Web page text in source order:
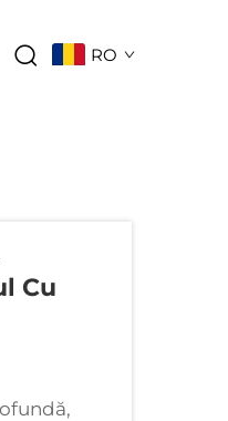
RO
Cu